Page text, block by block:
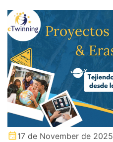
17 de November de 2025